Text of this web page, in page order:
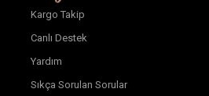
Kargo Takip
Canlı Destek
Yardım
Sıkça Sorulan Sorular